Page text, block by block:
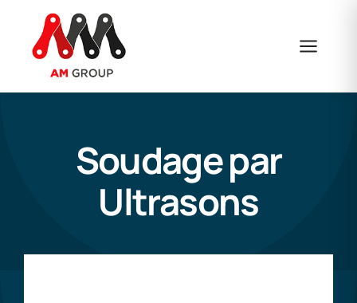
content
Soudage par
Ultrasons